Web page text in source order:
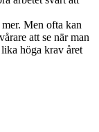
Men ofta kan
att se när man
höga krav året